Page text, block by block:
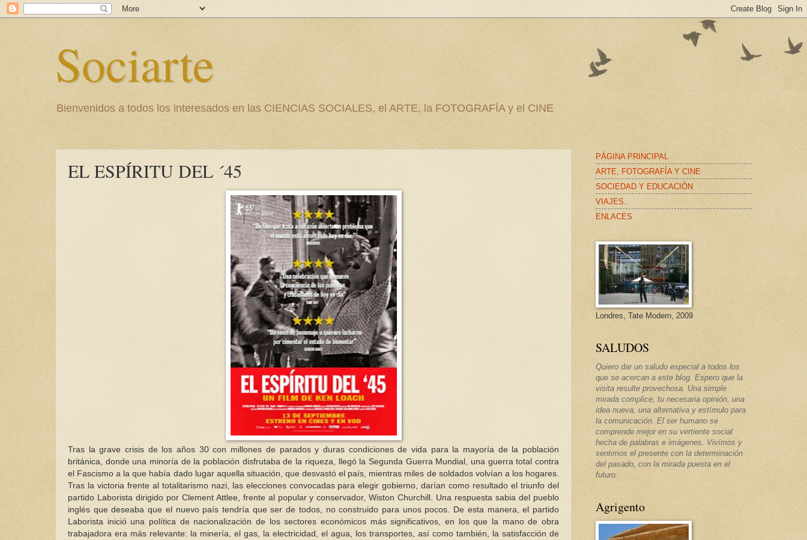
Sociarte
Bienvenidos a todos los interesados en las CIENCIAS SOCIALES, el ARTE, la FOTOGRAFÍA y el CINE
EL ESPÍRITU DEL ´45
Tras la grave crisis de los años 30 con millones de parados y duras condiciones de vida para la mayoría de la población
británica, donde una minoría de la población disfrutaba de la riqueza, llegó la Segunda Guerra Mundial, una guerra total contra
el Fascismo a la que había dado lugar aquella situación, que desvastó el país, mientras miles de soldados volvían a los hogares.
Tras la victoria frente al totalitarismo nazi, las elecciones convocadas para elegir gobierno, darían como resultado el triunfo del
partido Laborista dirigido por Clement Attlee, frente al popular y conservador, Wiston Churchill. Una respuesta sabia del pueblo
inglés que deseaba que el nuevo país tendría que ser de todos, no construido para unos pocos. De esta manera, el partido
Laborista inició una política de nacionalización de los sectores económicos más significativos, en los que la mano de obra
trabajadora era más relevante: la minería, el gas, la electricidad, el agua, los transportes, así como también, la satisfacción de
PÁGINA PRINCIPAL
ARTE, FOTOGRAFÍA Y CINE
SOCIEDAD Y EDUCACIÓN
VIAJES..
ENLACES
Londres, Tate Modern, 2009
SALUDOS
Quiero dar un saludo especial a todos los
que se acercan a este blog. Espero que la
visita resulte provechosa. Una simple
mirada complice, tu necesaria opinión, una
idea nueva, una alternativa y estímulo para
la comunicación. El ser humano se
comprende mejor en su vertiente social
hecha de palabras e imágenes. Vivímos y
sentimos el presente con la determinación
del pasado, con la mirada puesta en el
futuro.
Agrigento